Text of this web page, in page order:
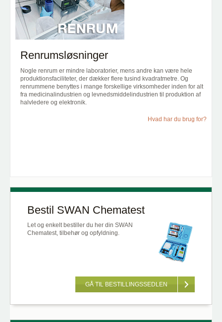
Renrumsløsninger
Nogle renrum er mindre laboratorier, mens andre kan være hele
produktionsfaciliteter, der dækker flere tusind kvadratmetre. Og
renrummene benyttes i mange forskellige virksomheder inden for alt
fra medicinalindustrien og levnedsmiddelindustrien til produktion af
halvledere og elektronik.
Hvad har du brug for?
Bestil SWAN Chematest
Let og enkelt bestiller du her din SWAN
Chematest, tilbehør og opfyldning.
GÅ TIL BESTILLINGSSEDLEN